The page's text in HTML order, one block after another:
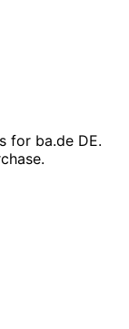
for ba.de DE.